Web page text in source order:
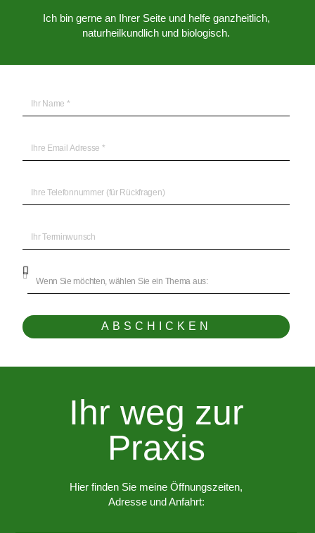
Ich bin gerne an Ihrer Seite und helfe ganzheitlich,
naturheilkundlich und biologisch.
ABSCHICKEN
Ihr weg zur
Praxis
Hier finden Sie meine Öffnungszeiten,
Adresse und Anfahrt: